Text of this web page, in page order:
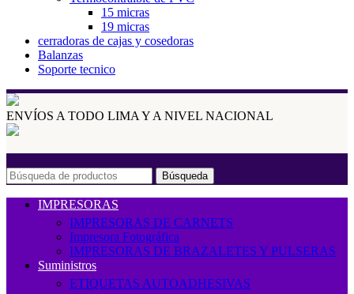
15 micras
19 micras
cerradoras de cajas y cosedoras
Balanzas
Soporte tecnico
ENVÍOS A TODO LIMA Y A NIVEL NACIONAL
Búsqueda
IMPRESORAS
IMPRESORAS DE CARNETS
Impresora Fotográfica
IMPRESORAS DE BRAZALETES Y PULSERAS
Suministros
ETIQUETAS AUTOADHESIVAS